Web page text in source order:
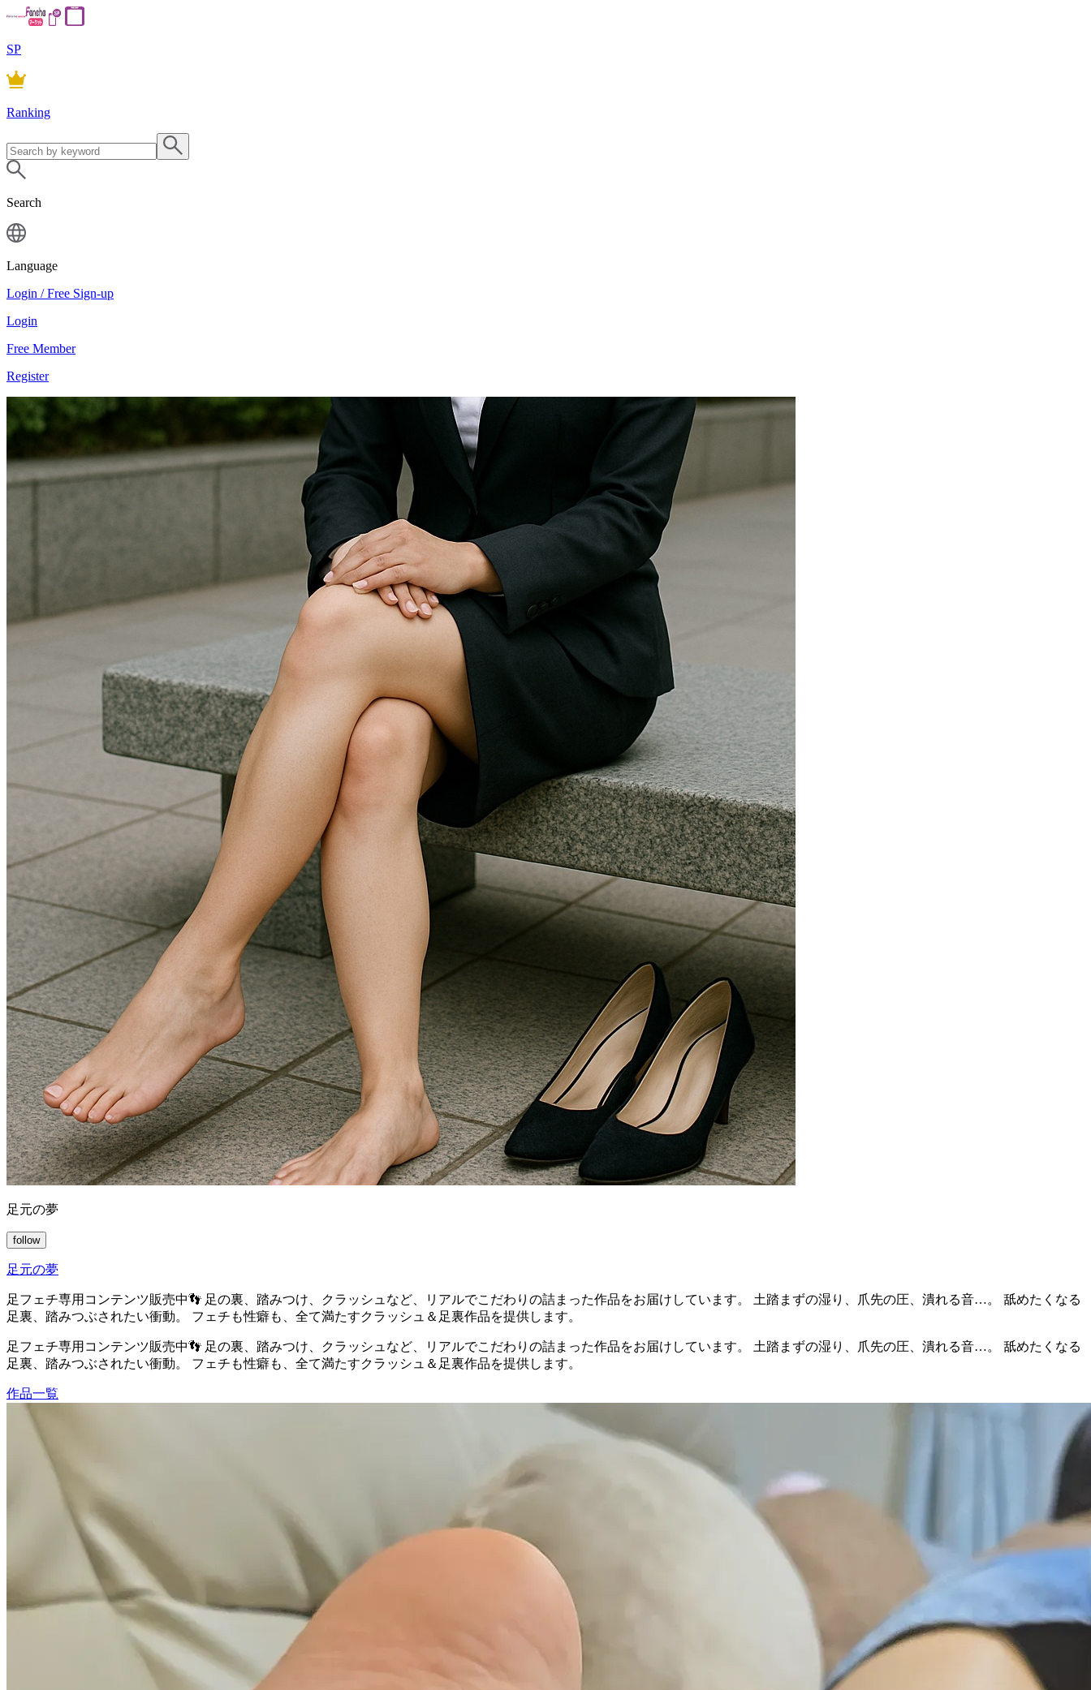
SP
Ranking
Search
Language
Login / Free Sign-up
Login
Free Member
Register
足元の夢
follow
足元の夢
足フェチ専用コンテンツ販売中👣 足の裏、踏みつけ、クラッシュなど、リアルでこだわりの詰まった作品をお届けしています。 土踏まずの湿り、爪先の圧、潰れる音…。 舐めたくなる
足裏、踏みつぶされたい衝動。 フェチも性癖も、全て満たすクラッシュ＆足裏作品を提供します。
足フェチ専用コンテンツ販売中👣 足の裏、踏みつけ、クラッシュなど、リアルでこだわりの詰まった作品をお届けしています。 土踏まずの湿り、爪先の圧、潰れる音…。 舐めたくなる
足裏、踏みつぶされたい衝動。 フェチも性癖も、全て満たすクラッシュ＆足裏作品を提供します。
作品一覧